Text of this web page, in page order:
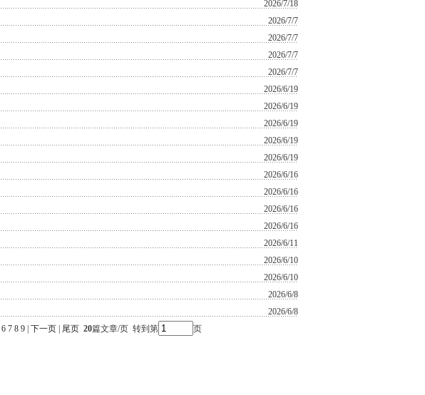
2026/7/18
2026/7/7
2026/7/7
2026/7/7
2026/7/7
2026/6/19
2026/6/19
2026/6/19
2026/6/19
2026/6/19
2026/6/16
2026/6/16
2026/6/16
2026/6/16
2026/6/11
2026/6/10
2026/6/10
2026/6/8
2026/6/8
6 7 8 9| 下一页| 尾页 20篇文章/页 转到第 页